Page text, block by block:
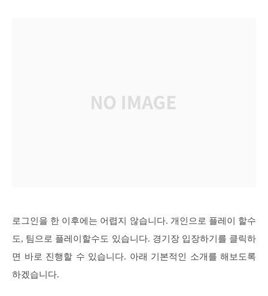
로그인을 한 이후에는 어렵지 않습니다. 개인으로 플레이 할수
도, 팀으로 플레이할수도 있습니다. 경기장 입장하기를 클릭하
면 바로 진행할 수 있습니다. 아래 기본적인 소개를 해보도록
하겠습니다.